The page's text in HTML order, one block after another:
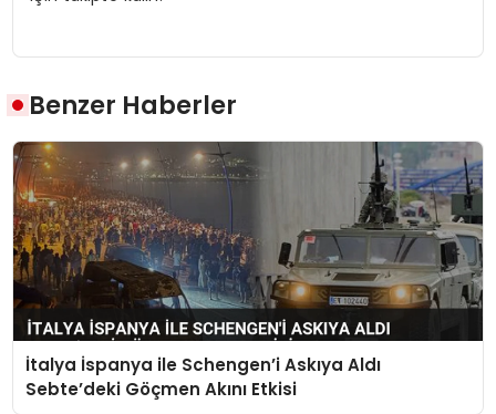
Benzer Haberler
İtalya İspanya ile Schengen’i Askıya Aldı
Sebte’deki Göçmen Akını Etkisi